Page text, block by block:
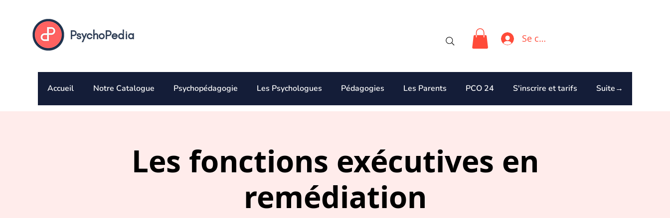
PsychoPedia Se connecter
Accueil Notre Catalogue Psychopédagogie Les Psychologues Pédagogies Les Parents PCO 24 S'inscrire et tarifs Suite→
Les fonctions exécutives en
remédiation